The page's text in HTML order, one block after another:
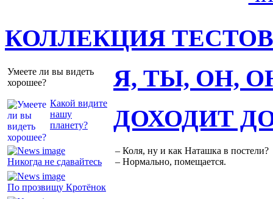
КОЛЛЕКЦИЯ ТЕСТОВ
Умеете ли вы видеть
хорошее?
Какой видите
нашу
планету?
Я, ТЫ, ОН,
Никогда не сдавайтесь
По прозвищу Кротёнок
ДОХОДИТ
– Коля, ну и как Наташка в постели?
– Нормально, помещается.